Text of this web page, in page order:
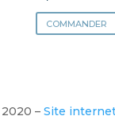
COMMANDER
2020 – Site